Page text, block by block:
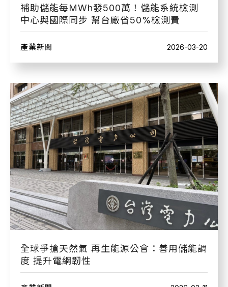
補助儲能每MWh發500萬！儲能系統檢測
中心與國際同步 幫台廠省50%檢測費
產業新聞 2026-03-20
全球爭搶天然氣 再生能源公會：善用儲能調
度 提升電網韌性